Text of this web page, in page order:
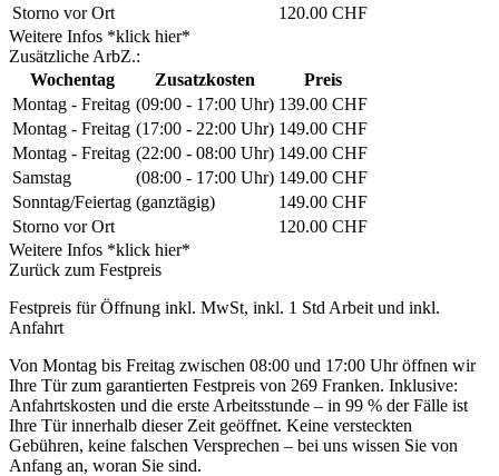
Storno vor Ort
120.00 CHF
Weitere Infos *klick hier*
Zusätzliche ArbZ.:
Wochentag
Zusatzkosten
Preis
Montag - Freitag (09:00 - 17:00 Uhr) 139.00 CHF
Montag - Freitag (17:00 - 22:00 Uhr) 149.00 CHF
Montag - Freitag (22:00 - 08:00 Uhr) 149.00 CHF
Samstag
(08:00 - 17:00 Uhr) 149.00 CHF
Sonntag/Feiertag (ganztägig)
149.00 CHF
Storno vor Ort
120.00 CHF
Weitere Infos *klick hier*
Zurück zum Festpreis
Festpreis für Öffnung inkl. MwSt, inkl. 1 Std Arbeit und inkl.
Anfahrt
Von Montag bis Freitag zwischen 08:00 und 17:00 Uhr öffnen wir
Ihre Tür zum garantierten Festpreis von 269 Franken. Inklusive:
Anfahrtskosten und die erste Arbeitsstunde – in 99 % der Fälle ist
Ihre Tür innerhalb dieser Zeit geöffnet. Keine versteckten
Gebühren, keine falschen Versprechen – bei uns wissen Sie von
Anfang an, woran Sie sind.